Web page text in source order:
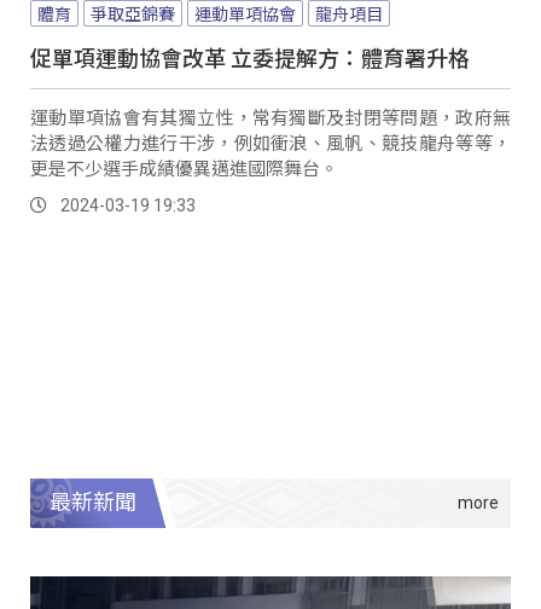
體育 爭取亞錦賽 運動單項協會 龍舟項目
促單項運動協會改革 立委提解方：體育署升格
運動單項協會有其獨立性，常有獨斷及封閉等問題，政府無
法透過公權力進行干涉，例如衝浪、風帆、競技龍舟等等，
更是不少選手成績優異邁進國際舞台。
2024-03-19 19:33
最新新聞